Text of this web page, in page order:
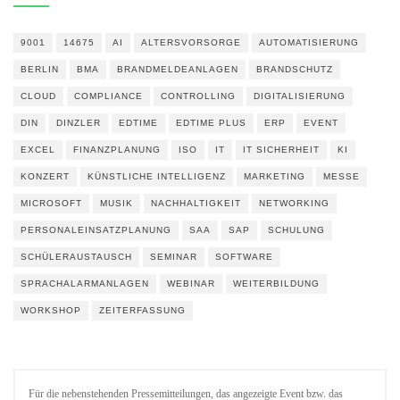
9001 14675 AI ALTERSVORSORGE AUTOMATISIERUNG
BERLIN BMA BRANDMELDEANLAGEN BRANDSCHUTZ
CLOUD COMPLIANCE CONTROLLING DIGITALISIERUNG
DIN DINZLER EDTIME EDTIME PLUS ERP EVENT
EXCEL FINANZPLANUNG ISO IT IT SICHERHEIT KI
KONZERT KÜNSTLICHE INTELLIGENZ MARKETING MESSE
MICROSOFT MUSIK NACHHALTIGKEIT NETWORKING
PERSONALEINSATZPLANUNG SAA SAP SCHULUNG
SCHÜLERAUSTAUSCH SEMINAR SOFTWARE
SPRACHALARMANLAGEN WEBINAR WEITERBILDUNG
WORKSHOP ZEITERFASSUNG
Für die nebenstehenden Pressemitteilungen, das angezeigte Event bzw. das